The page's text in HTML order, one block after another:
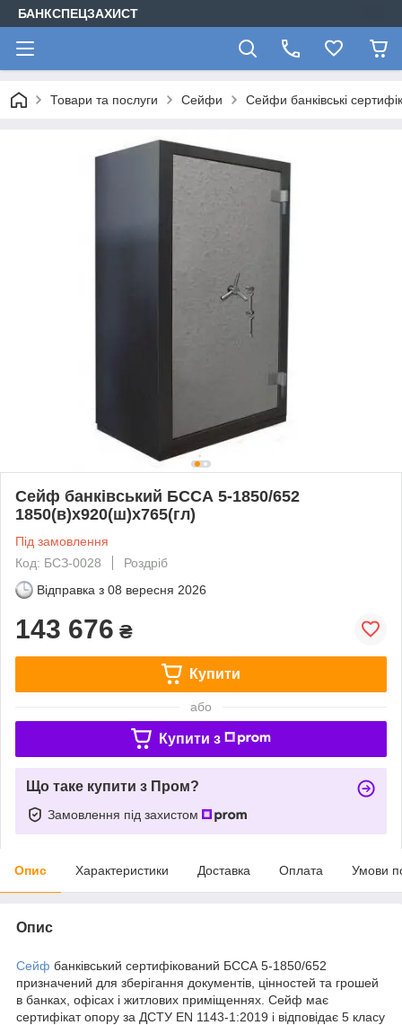
БАНКСПЕЦЗАХИСТ
Товари та послуги Сейфи Сейфи банківські
Сейф банківський БССА 5-1850/652
1850(в)х920(ш)х765(гл)
Під замовлення
Код: БСЗ-0028
Роздріб
Відправка з 08 вересня 2026
143 676 ₴
Купити
або
Купити з
Що таке купити з Пром?
Замовлення під захистом
Опис Характеристики Доставка Оплата Умови
Опис
Сейф банківський сертифікований БССА 5-1850/652
призначений для зберігання документів, цінностей та грошей
в банках, офісах і житлових приміщеннях. Сейф має
сертифікат опору за ДСТУ ЕN 1143-1:2019 і відповідає 5 класу